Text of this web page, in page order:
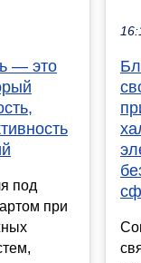
— это
под
при